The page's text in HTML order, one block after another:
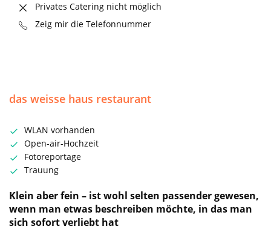
Privates Catering nicht möglich
Zeig mir die Telefonnummer
das weisse haus restaurant
WLAN vorhanden
Open-air-Hochzeit
Fotoreportage
Trauung
Klein aber fein – ist wohl selten passender gewesen,
wenn man etwas beschreiben möchte, in das man
sich sofort verliebt hat